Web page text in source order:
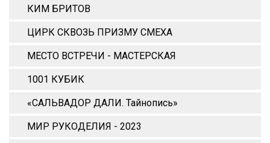
КИМ БРИТОВ
ЦИРК СКВОЗЬ ПРИЗМУ СМЕХА
МЕСТО ВСТРЕЧИ - МАСТЕРСКАЯ
1001 КУБИК
«САЛЬВАДОР ДАЛИ. Тайнопись»
МИР РУКОДЕЛИЯ - 2023